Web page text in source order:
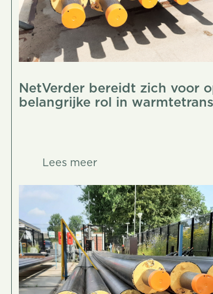
NetVerder bereidt zich voor
belangrijke rol in
Lees meer
Lees meer